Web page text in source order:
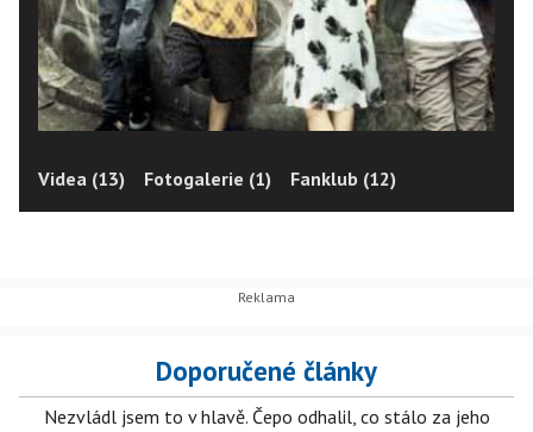
Videa (13) Fotogalerie (1) Fanklub (12)
Doporučené články
Nezvládl jsem to v hlavě. Čepo odhalil, co stálo za jeho